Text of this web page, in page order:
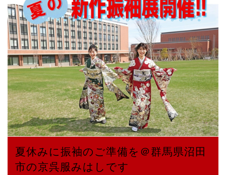
夏休みに振袖のご準備を＠群馬県沼田
市の京呉服みはしです